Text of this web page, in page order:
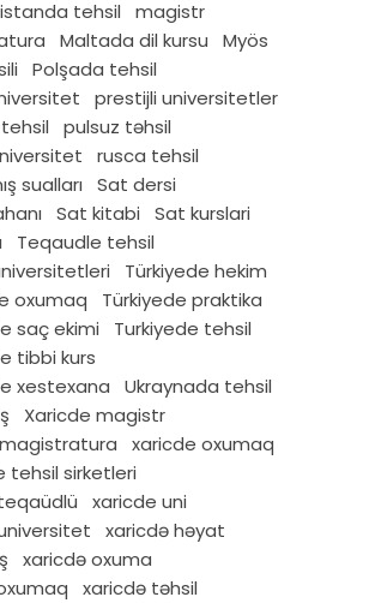
tehsil
magistr
Maltada dil kursu
Myös
Polşada tehsil
prestijli universitetler
pulsuz təhsil
rusca tehsil
sualları
Sat dersi
Sat kitabi
Sat kurslari
Teqaudle tehsil
Türkiyede hekim
oxumaq
Türkiyede praktika
saç ekimi
Turkiyede tehsil
tibbi kurs
xestexana
Ukraynada tehsil
Xaricde magistr
xaricde oxumaq
tehsil sirketleri
xaricde uni
xaricdə həyat
xaricdə oxuma
xaricdə təhsil